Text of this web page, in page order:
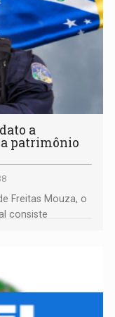
a
patrimônio
Freitas Mouza, o
consiste